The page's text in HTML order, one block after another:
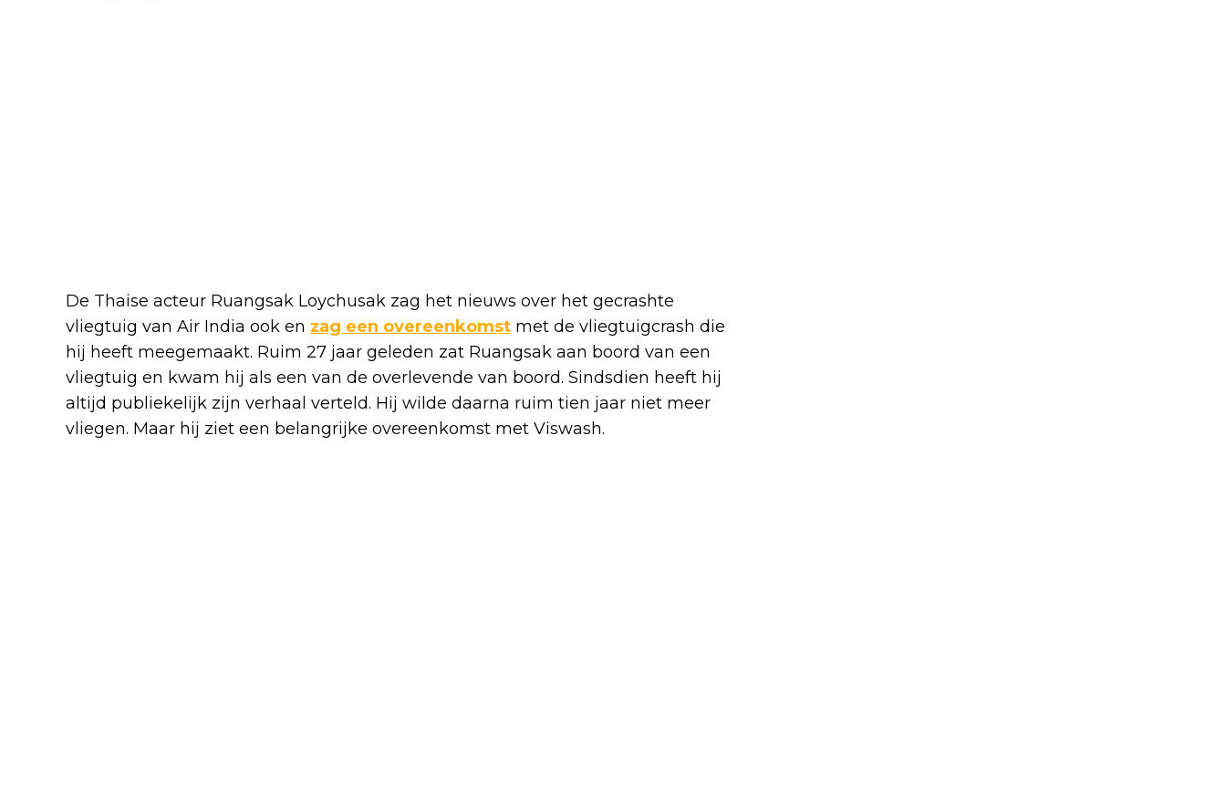
De Thaise acteur Ruangsak Loychusak zag het nieuws over het gecrashte
vliegtuig van Air India ook en zag een overeenkomst met de vliegtuigcrash die
hij heeft meegemaakt. Ruim 27 jaar geleden zat Ruangsak aan boord van een
vliegtuig en kwam hij als een van de overlevende van boord. Sindsdien heeft hij
altijd publiekelijk zijn verhaal verteld. Hij wilde daarna ruim tien jaar niet meer
vliegen. Maar hij ziet een belangrijke overeenkomst met Viswash.